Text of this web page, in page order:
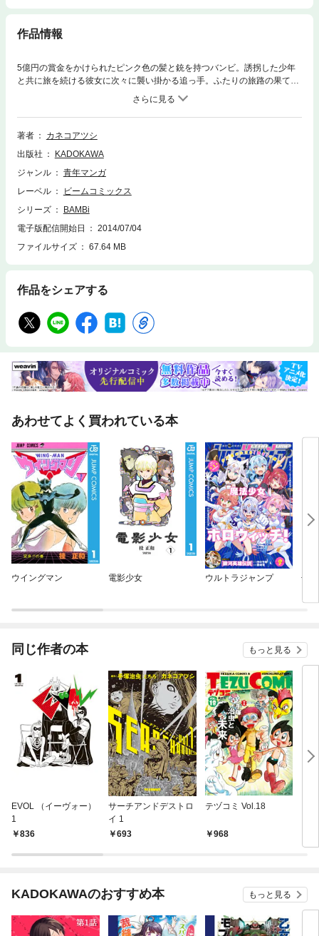
作品情報
5億円の賞金をかけられたピンク色の髪と銃を持つバンビ。誘拐した少年
と共に旅を続ける彼女に次々に襲い掛かる追っ手。ふたりの旅路の果てに
待つものとは……？ ピンク色の髪とピンク色の銃を持つ殺戮処女・バン
ビを巡るロードコミック第2巻！
著者
カネコアツシ
出版社
KADOKAWA
ジャンル
青年マンガ
レーベル
ビームコミックス
シリーズ
BAMBi
電子版配信開始日
2014/07/04
ファイルサイズ
67.64 MB
作品をシェアする
あわせてよく買われている本
ウイングマン 電影少女 ウルトラジャンプ 七
同じ作者の本 もっと見る
EVOL （イーヴォー）
1
836
サーチアンドデストロ
イ 1
693
テヅコミ Vol.18
968
KADOKAWAのおすすめ本 もっと見る